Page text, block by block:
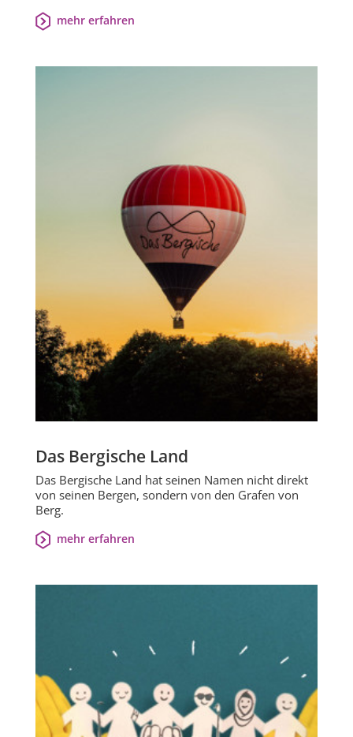
mehr erfahren
Das Bergische Land
Das Bergische Land hat seinen Namen nicht direkt
von seinen Bergen, sondern von den Grafen von
Berg.
mehr erfahren